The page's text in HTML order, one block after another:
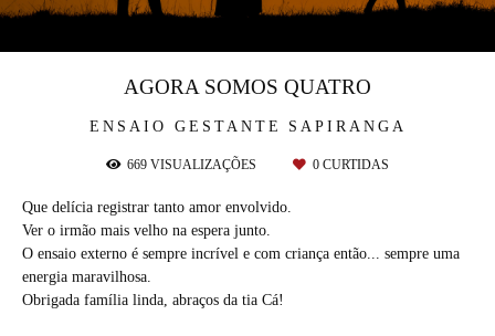
ENSAIO GESTANTE SAPIRANGA
AGORA SOMOS QUATRO
669 VISUALIZAÇÕES 0 CURTIDAS
Que delícia registrar tanto amor envolvido.
Ver o irmão mais velho na espera junto.
O ensaio externo é sempre incrível e com criança então... sempre uma
energia maravilhosa.
Obrigada família linda, abraços da tia Cá!